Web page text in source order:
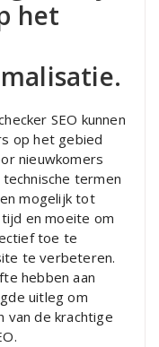
het
SEO kunnen
op het gebied
nieuwkomers
termen
mogelijk tot
en moeite om
toe te
te verbeteren.
hebben aan
uitleg om
van de krachtige